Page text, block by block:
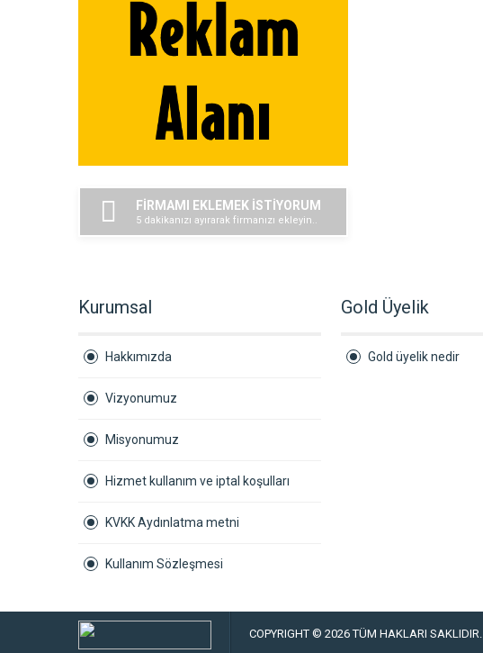
FİRMAMI EKLEMEK İSTİYORUM
5 dakikanızı ayırarak firmanızı ekleyin..
Kurumsal
Hakkımızda
Vizyonumuz
Misyonumuz
Hizmet kullanım ve iptal koşulları
KVKK Aydınlatma metni
Kullanım Sözleşmesi
Gold Üyelik
Gold üyelik nedir
COPYRIGHT © 2026 TÜM HAKLARI SAKLIDIR.